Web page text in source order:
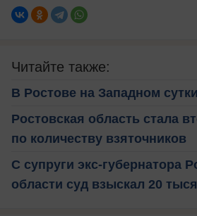
Читайте также:
В Ростове на Западном
Ростовская область стала
по количеству взяточников
С супруги экс-губернатора
области суд взыскал 20